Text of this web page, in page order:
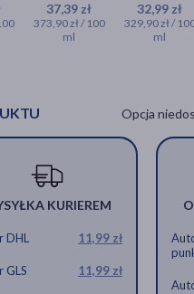
37,39 zł
373,90 zł / 100
ml
32,99 zł
329,90 zł /
ml
Opcja
KURIEREM
DHL 11,99 zł
GLS 11,99 zł